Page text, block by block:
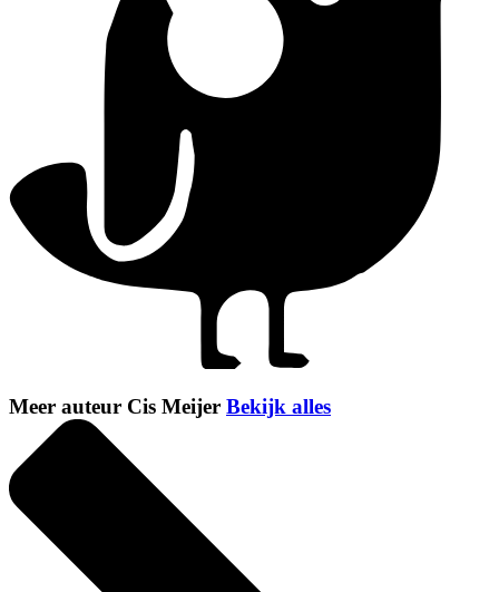
Meer auteur Cis Meijer Bekijk alles